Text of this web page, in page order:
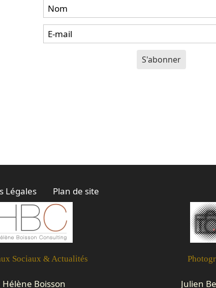
Légales Plan de site
Sociaux & Actualités
Hélène Boisson Julien